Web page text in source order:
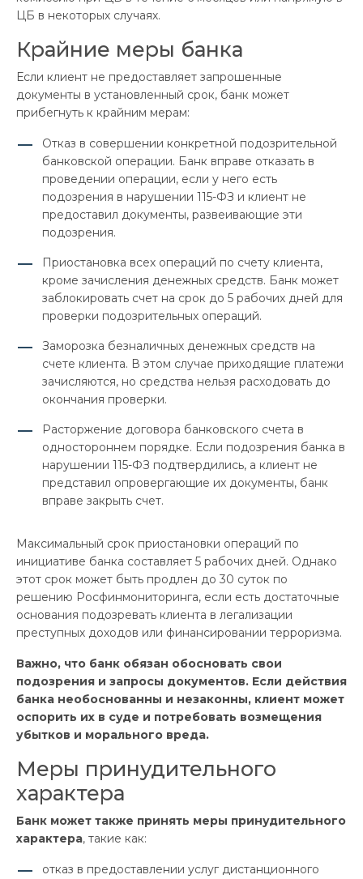
ЦБ в некоторых случаях.
Крайние меры банка
Если клиент не предоставляет запрошенные
документы в установленный срок, банк может
прибегнуть к крайним мерам:
Отказ в совершении конкретной подозрительной
банковской операции. Банк вправе отказать в
проведении операции, если у него есть
подозрения в нарушении 115-ФЗ и клиент не
предоставил документы, развеивающие эти
подозрения.
Приостановка всех операций по счету клиента,
кроме зачисления денежных средств. Банк может
заблокировать счет на срок до 5 рабочих дней для
проверки подозрительных операций.
Заморозка безналичных денежных средств на
счете клиента. В этом случае приходящие платежи
зачисляются, но средства нельзя расходовать до
окончания проверки.
Расторжение договора банковского счета в
одностороннем порядке. Если подозрения банка в
нарушении 115-ФЗ подтвердились, а клиент не
представил опровергающие их документы, банк
вправе закрыть счет.
Максимальный срок приостановки операций по
инициативе банка составляет 5 рабочих дней. Однако
этот срок может быть продлен до 30 суток по
решению Росфинмониторинга, если есть достаточные
основания подозревать клиента в легализации
преступных доходов или финансировании терроризма.
Важно, что банк обязан обосновать свои
подозрения и запросы документов. Если действия
банка необоснованны и незаконны, клиент может
оспорить их в суде и потребовать возмещения
убытков и морального вреда.
Меры принудительного
характера
Банк может также принять меры принудительного
характера, такие как:
отказ в предоставлении услуг дистанционного